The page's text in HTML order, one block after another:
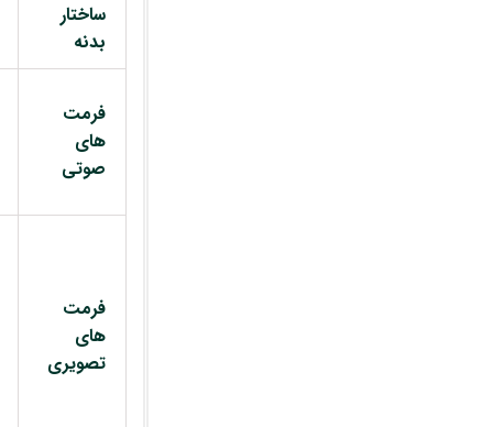
ساختار
بدنه
فرمت
های
صوتی
فرمت
های
تصویری